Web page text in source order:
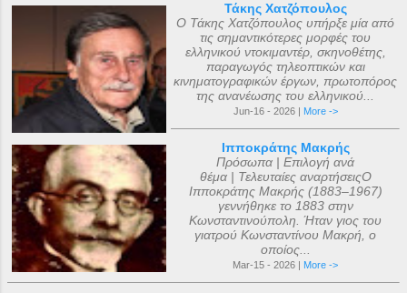
Τάκης Χατζόπουλος
Ο Τάκης Χατζόπουλος υπήρξε μία από
τις σημαντικότερες μορφές του
ελληνικού ντοκιμαντέρ, σκηνοθέτης,
παραγωγός τηλεοπτικών και
κινηματογραφικών έργων, πρωτοπόρος
της ανανέωσης του ελληνικού...
Jun-16 - 2026 | More ->
Ιπποκράτης Μακρής
Πρόσωπα | Επιλογή ανά
θέμα | Τελευταίες αναρτήσειςΟ
Ιπποκράτης Μακρής (1883–1967)
γεννήθηκε το 1883 στην
Κωνσταντινούπολη. Ήταν γιος του
γιατρού Κωνσταντίνου Μακρή, ο
οποίος...
Mar-15 - 2026 | More ->